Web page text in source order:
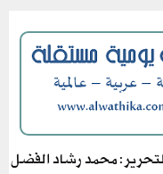
محمد رشاد الفضل